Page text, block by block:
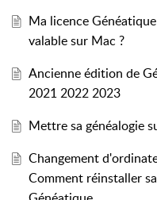
Ma licence
valable sur Mac ?
Ancienne édition de
2021 2022 2023
Mettre sa généalogie
Changement
Comment réinstaller